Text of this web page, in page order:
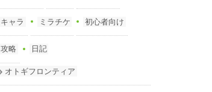
キャラ ミラチケ 初心者向け
攻略 日記
オトギフロンティア